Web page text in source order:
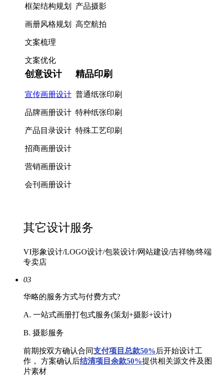
框架结构规划
画册风格规划
文案梳理
文案优化
产品摄影
高空航拍
创意设计
宣传画册设计
品牌画册设计
产品目录设计
招商画册设计
营销画册设计
会刊画册设计
精品印刷
普通纸张印刷
特种纸张印刷
特殊工艺印刷
其它设计服务
VI形象设计/LOGO设计/包装设计/网站建设/吉祥物/终端
专卖店
03
华略的服务方式与付费方式?
A. 一站式画册打包式服务(策划+摄影+设计)
B. 摄影服务
前期按双方确认合同支付项目总款50%后开始设计工
作， 方案确认后结清项目余款50%提供相关源文件及图
片素材